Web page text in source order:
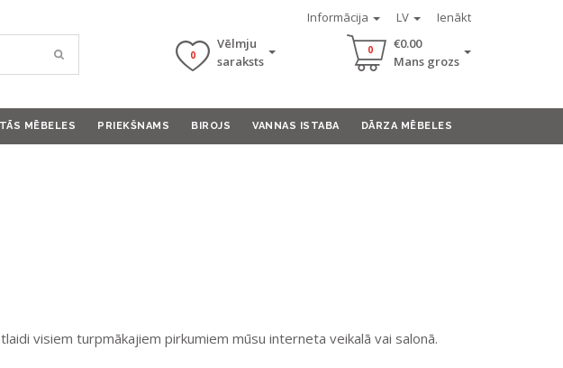
Informācija LV Ienākt
0
Vēlmju
saraksts
0
€0.00
Mans grozs
MĒBELES PRIEKŠNAMS BIROJS VANNAS ISTABA DĀRZA MĒBELES
visiem turpmākajiem pirkumiem mūsu interneta veikalā vai salonā.